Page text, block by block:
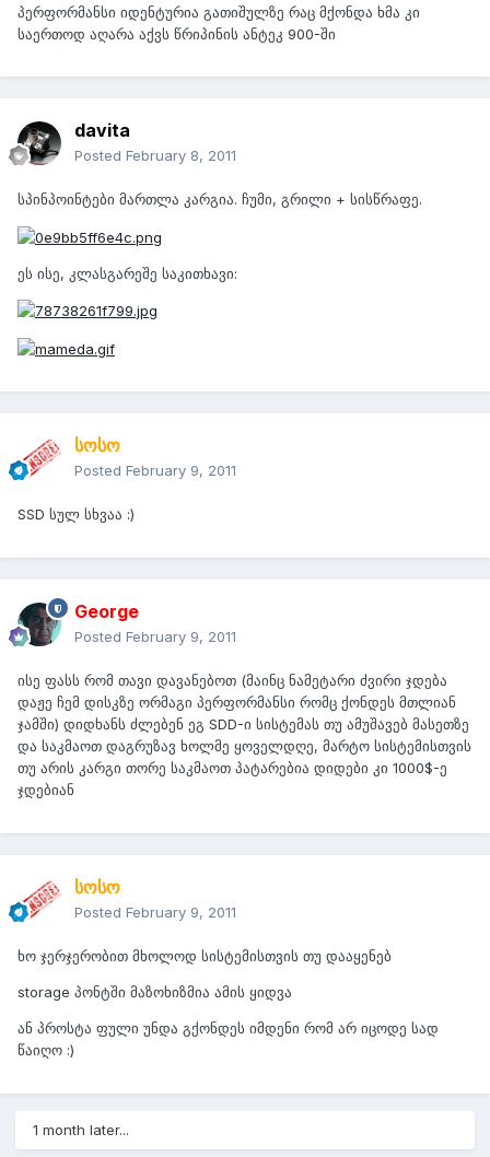
პერფორმანსი იდენტურია გათიშულზე რაც მქონდა ხმა კი
საერთოდ აღარა აქვს წრიპინის ანტეკ 900-ში
davita
Posted February 8, 2011
სპინპოინტები მართლა კარგია. ჩუმი, გრილი + სისწრაფე.
ეს ისე, კლასგარეშე საკითხავი:
სოსო
Posted February 9, 2011
SSD სულ სხვაა :)
George
Posted February 9, 2011
ისე ფასს რომ თავი დავანებოთ (მაინც ნამეტარი ძვირი ჯდება
დაჟე ჩემ დისკზე ორმაგი პერფორმანსი რომც ქონდეს მთლიან
ჯამში) დიდხანს ძლებენ ეგ SDD-ი სისტემას თუ ამუშავებ მასეთზე
და საკმაოთ დაგრუზავ ხოლმე ყოველდღე, მარტო სისტემისთვის
თუ არის კარგი თორე საკმაოთ პატარებია დიდები კი 1000$-ე
ჯდებიან
სოსო
Posted February 9, 2011
ხო ჯერჯერობით მხოლოდ სისტემისთვის თუ დააყენებ
storage პონტში მაზოხიზმია ამის ყიდვა
ან პროსტა ფული უნდა გქონდეს იმდენი რომ არ იცოდე სად
წაიღო :)
1 month later...